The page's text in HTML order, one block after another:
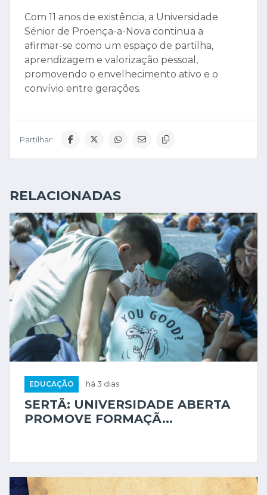
Com 11 anos de existência, a Universidade
Sénior de Proença-a-Nova continua a
afirmar-se como um espaço de partilha,
aprendizagem e valorização pessoal,
promovendo o envelhecimento ativo e o
convívio entre gerações.
Partilhar:
RELACIONADAS
EDUCAÇÃO há 3 dias
SERTÃ: UNIVERSIDADE ABERTA
PROMOVE FORMAÇÃ...